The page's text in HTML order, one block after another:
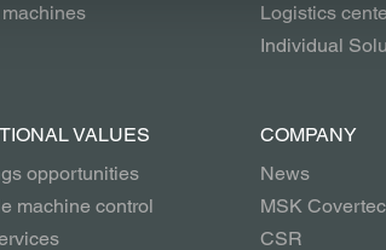
Logistics
Individual
VALUES
opportunities
machine control
COMPANY
News
MSK
CSR